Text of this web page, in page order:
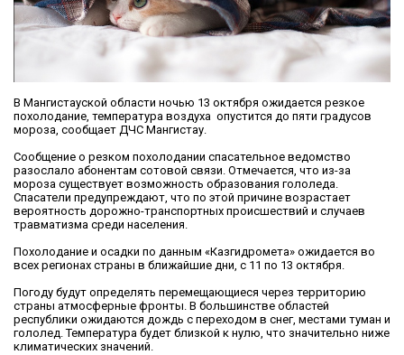
В Мангистауской области ночью 13 октября ожидается резкое
похолодание, температура воздуха опустится до пяти градусов
мороза, сообщает ДЧС Мангистау.
Сообщение о резком похолодании спасательное ведомство
разослало абонентам сотовой связи. Отмечается, что из-за
мороза существует возможность образования гололеда.
Спасатели предупреждают, что по этой причине возрастает
вероятность дорожно-транспортных происшествий и случаев
травматизма среди населения.
Похолодание и осадки по данным «Казгидромета» ожидается во
всех регионах страны в ближайшие дни, с 11 по 13 октября.
Погоду будут определять перемещающиеся через территорию
страны атмосферные фронты. В большинстве областей
республики ожидаются дождь с переходом в снег, местами туман и
гололед. Температура будет близкой к нулю, что значительно ниже
климатических значений.